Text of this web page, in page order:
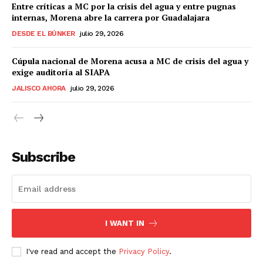
Entre críticas a MC por la crisis del agua y entre pugnas
internas, Morena abre la carrera por Guadalajara
DESDE EL BÚNKER julio 29, 2026
Cúpula nacional de Morena acusa a MC de crisis del agua y
exige auditoría al SIAPA
JALISCO AHORA julio 29, 2026
Subscribe
I WANT IN
I've read and accept the Privacy Policy.